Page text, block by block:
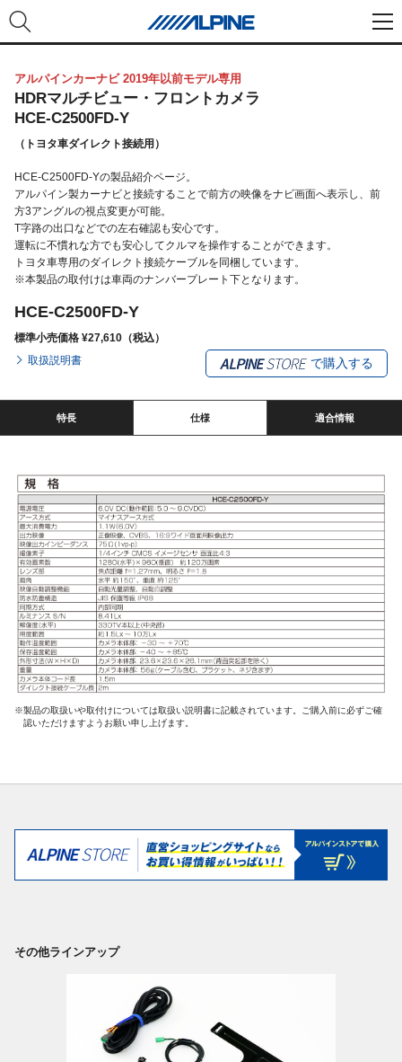
アルパインカーナビ 2019年以前モデル専用
HDRマルチビュー・フロントカメラ
HCE-C2500FD-Y
（トヨタ車ダイレクト接続用）
HCE-C2500FD-Yの製品紹介ページ。
アルパイン製カーナビと接続することで前方の映像をナビ画面へ表示し、前
方3アングルの視点変更が可能。
T字路の出口などでの左右確認も安心です。
運転に不慣れな方でも安心してクルマを操作することができます。
トヨタ車専用のダイレクト接続ケーブルを同梱しています。
※本製品の取付けは車両のナンバープレート下となります。
HCE-C2500FD-Y
標準小売価格 ¥27,610（税込）
取扱説明書
で購入する
特長 仕様 適合情報
※製品の取扱いや取付けについては取扱い説明書に記載されています。ご購入前に必ずご確
認いただけますようお願い申し上げます。
その他ラインアップ